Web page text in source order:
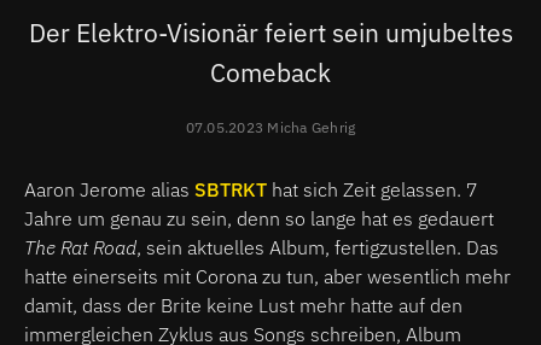
Der Elektro-Visionär feiert sein umjubeltes
Comeback
07.05.2023 Micha Gehrig
Aaron Jerome alias SBTRKT hat sich Zeit gelassen. 7
Jahre um genau zu sein, denn so lange hat es gedauert
The Rat Road, sein aktuelles Album, fertigzustellen. Das
hatte einerseits mit Corona zu tun, aber wesentlich mehr
damit, dass der Brite keine Lust mehr hatte auf den
immergleichen Zyklus aus Songs schreiben, Album